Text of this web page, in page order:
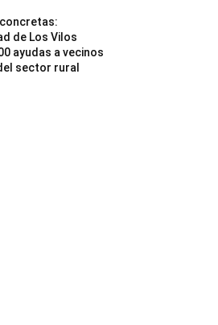
de Los Vilos
ayudas a vecinos
sector rural